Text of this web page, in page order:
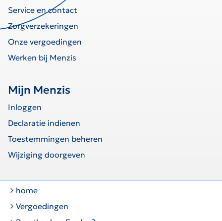
Service en contact
Zorgverzekeringen
Onze vergoedingen
Werken bij Menzis
Mijn Menzis
Inloggen
Declaratie indienen
Toestemmingen beheren
Wijziging doorgeven
home
Vergoedingen